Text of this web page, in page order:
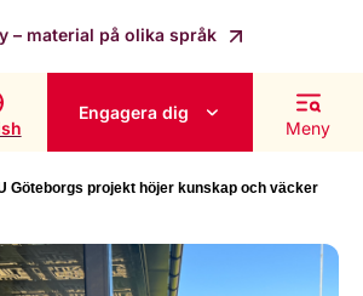
– material på olika språk
Engagera dig
Meny
Göteborgs projekt höjer kunskap och väcker